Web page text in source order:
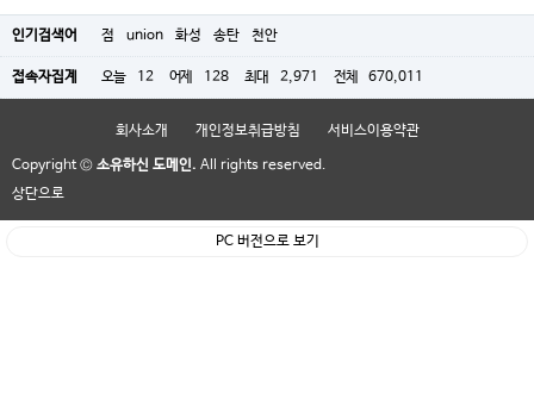
인기검색어 점 union 화성 송탄 천안
접속자집계 오늘 12 어제 128 최대 2,971 전체 670,011
회사소개 개인정보취급방침 서비스이용약관
Copyright © 소유하신 도메인. All rights reserved.
상단으로
PC 버전으로 보기